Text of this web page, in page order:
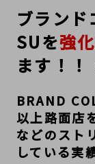
ブランド
SUを強
ます！！
BRAND
以上路面店
などのスト
している実